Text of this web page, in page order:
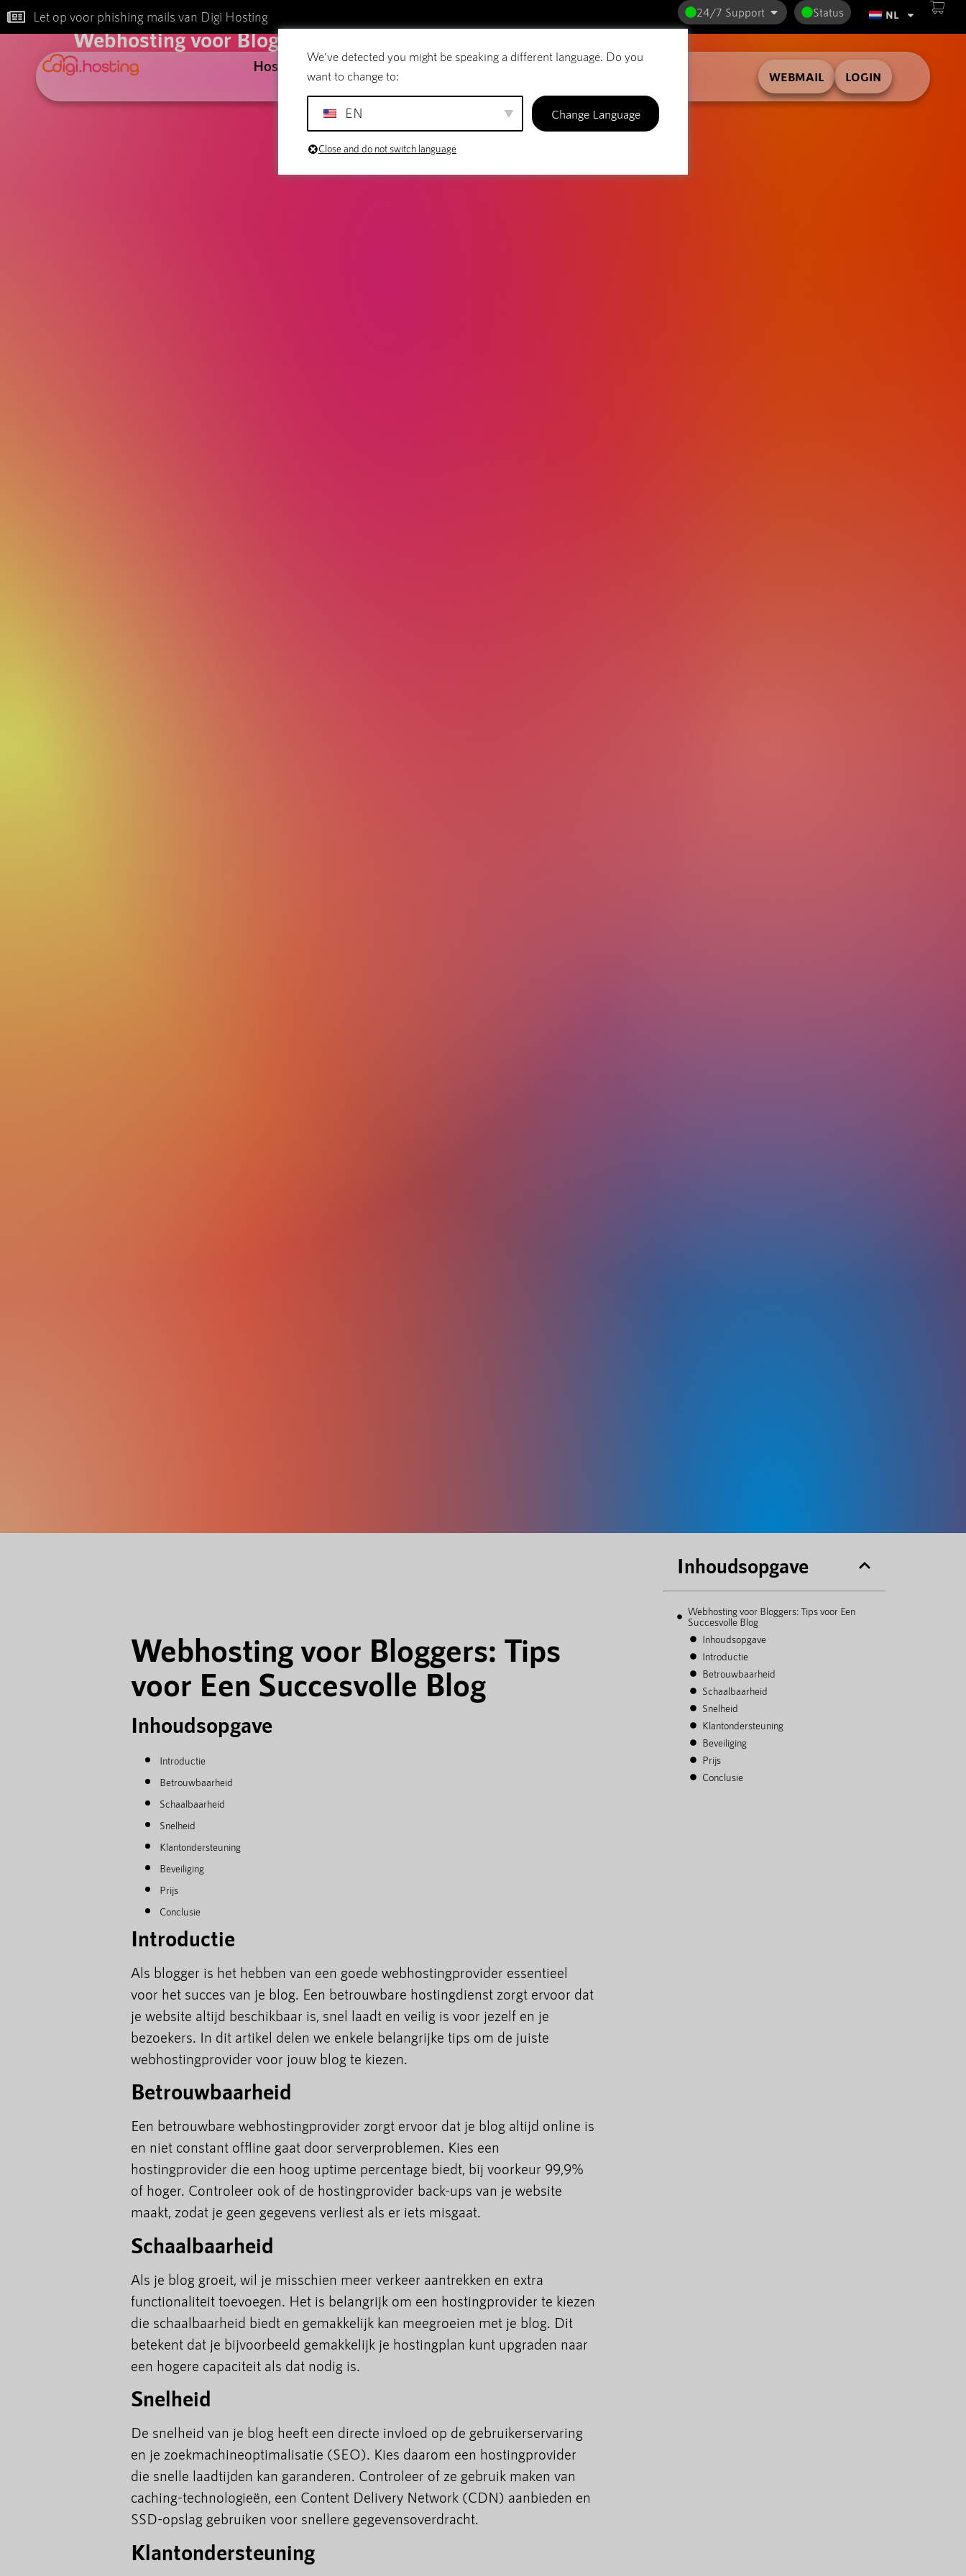
Let op voor phishing mails van Digi Hosting 24/7 Support Status NL
Hosting E-mail Domeinnamen SiteBuilder
WEBMAIL LOGIN
Webhosting voor Bloggers: Tips voor Een Succesvolle Blog
Webhosting voor Bloggers: Tips
voor Een Succesvolle Blog
Inhoudsopgave
Introductie
Betrouwbaarheid
Schaalbaarheid
Snelheid
Klantondersteuning
Beveiliging
Prijs
Conclusie
Introductie
Als blogger is het hebben van een goede webhostingprovider essentieel
voor het succes van je blog. Een betrouwbare hostingdienst zorgt ervoor dat
je website altijd beschikbaar is, snel laadt en veilig is voor jezelf en je
bezoekers. In dit artikel delen we enkele belangrijke tips om de juiste
webhostingprovider voor jouw blog te kiezen.
Betrouwbaarheid
Een betrouwbare webhostingprovider zorgt ervoor dat je blog altijd online is
en niet constant offline gaat door serverproblemen. Kies een
hostingprovider die een hoog uptime percentage biedt, bij voorkeur 99,9%
of hoger. Controleer ook of de hostingprovider back-ups van je website
maakt, zodat je geen gegevens verliest als er iets misgaat.
Schaalbaarheid
Als je blog groeit, wil je misschien meer verkeer aantrekken en extra
functionaliteit toevoegen. Het is belangrijk om een hostingprovider te kiezen
die schaalbaarheid biedt en gemakkelijk kan meegroeien met je blog. Dit
betekent dat je bijvoorbeeld gemakkelijk je hostingplan kunt upgraden naar
een hogere capaciteit als dat nodig is.
Snelheid
De snelheid van je blog heeft een directe invloed op de gebruikerservaring
en je zoekmachineoptimalisatie (SEO). Kies daarom een hostingprovider
die snelle laadtijden kan garanderen. Controleer of ze gebruik maken van
caching-technologieën, een Content Delivery Network (CDN) aanbieden en
SSD-opslag gebruiken voor snellere gegevensoverdracht.
Klantondersteuning
Inhoudsopgave
Webhosting voor Bloggers: Tips voor Een
Succesvolle Blog
Inhoudsopgave
Introductie
Betrouwbaarheid
Schaalbaarheid
Snelheid
Klantondersteuning
Beveiliging
Prijs
Conclusie
We've detected you might be speaking a different language. Do you
want to change to:
EN Change Language
Close and do not switch language